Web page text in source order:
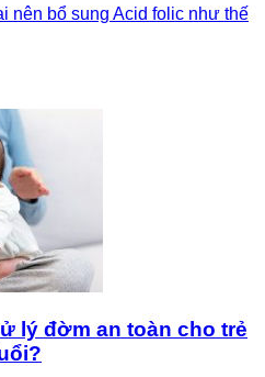
nên bổ sung Acid folic như thế
lý đờm an toàn cho trẻ